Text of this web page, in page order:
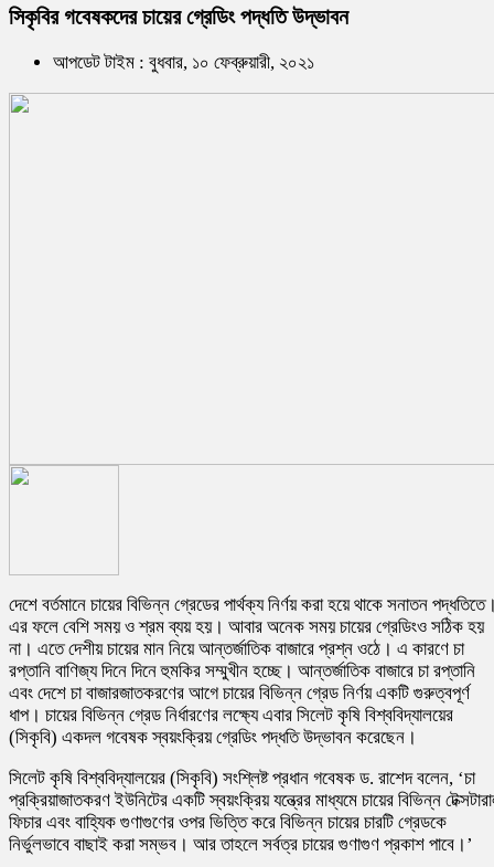
সিকৃবির গবেষকদের চায়ের গ্রেডিং পদ্ধতি উদ্ভাবন
আপডেট টাইম : বুধবার, ১০ ফেব্রুয়ারী, ২০২১
দেশে বর্তমানে চায়ের বিভিন্ন গ্রেডের পার্থক্য নির্ণয় করা হয়ে থাকে সনাতন
এর ফলে বেশি সময় ও শ্রম ব্যয় হয়। আবার অনেক সময় চায়ের গ্রেডিংও সঠিক হয়
না। এতে দেশীয় চায়ের মান নিয়ে আন্তর্জাতিক বাজারে প্রশ্ন ওঠে। এ কারণে চা
রপ্তানি বাণিজ্য দিনে দিনে হুমকির সম্মুখীন হচ্ছে। আন্তর্জাতিক বাজারে চা রপ্তানি
এবং দেশে চা বাজারজাতকরণের আগে চায়ের বিভিন্ন গ্রেড নির্ণয় একটি গুরুত্বপূর্ণ
ধাপ। চায়ের বিভিন্ন গ্রেড নির্ধারণের লক্ষ্যে এবার সিলেট কৃষি বিশ্ববিদ্যালয়ের
(সিকৃবি) একদল গবেষক স্বয়ংক্রিয় গ্রেডিং পদ্ধতি উদ্ভাবন করেছেন।
সিলেট কৃষি বিশ্ববিদ্যালয়ের (সিকৃবি) সংশ্লিষ্ট প্রধান গবেষক ড. রাশেদ বলেন, ‘চা
প্রক্রিয়াজাতকরণ ইউনিটের একটি স্বয়ংক্রিয় যন্ত্রের মাধ্যমে চায়ের বিভিন্ন
ফিচার এবং বাহ্যিক গুণাগুণের ওপর ভিত্তি করে বিভিন্ন চায়ের চারটি গ্রেডকে
নির্ভুলভাবে বাছাই করা সম্ভব। আর তাহলে সর্বত্র চায়ের গুণাগুণ প্রকাশ পাবে।’